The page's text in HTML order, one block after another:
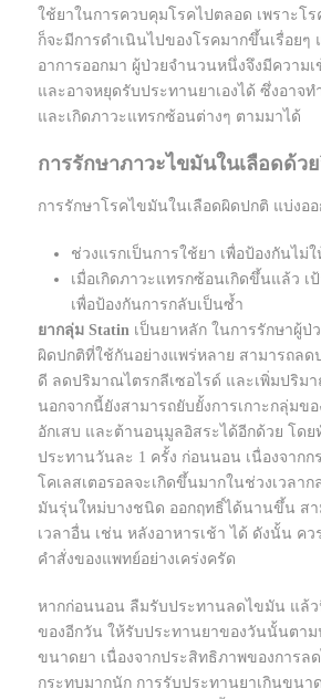
ใช้ยาในการควบคุมโรคไปตลอด เพราะโ
ก็จะมีการดำเนินไปของโรคมากขึ้นเรื่อยๆ
อาการออกมา ผู้ป่วยจำนวนหนึ่งจึงมีความ
และอาจหยุดรับประทานยาเองได้ ซึ่งอาจท
และเกิดภาวะแทรกซ้อนต่างๆ ตามมาได้
การรักษาภาวะไขมันในเลือดด้ว
การรักษาโรคไขมันในเลือดผิดปกติ แบ่งออ
ช่วงแรกเป็นการใช้ยา เพื่อป้องกันไม่
เมื่อเกิดภาวะแทรกซ้อนเกิดขึ้นแล้ว เ
เพื่อป้องกันการกลับเป็นซ้ำ
ยากลุ่ม Statin เป็นยาหลัก ในการรักษาผู้ป่
ผิดปกติที่ใช้กันอย่างแพร่หลาย สามารถล
ดี ลดปริมาณไตรกลีเซอไรด์ และเพิ่มปริม
นอกจากนี้ยังสามารถยับยั้งการเกาะกลุ่มข
อักเสบ และต้านอนุมูลอิสระได้อีกด้วย โด
ประทานวันละ 1 ครั้ง ก่อนนอน เนื่องจากก
โคเลสเตอรอลจะเกิดขึ้นมากในช่วงเวลา
มันรุ่นใหม่บางชนิด ออกฤทธิ์ได้นานขึ้น สา
เวลาอื่น เช่น หลังอาหารเช้า ได้ ดังนั้น ค
คำสั่งของแพทย์อย่างเคร่งครัด
หากก่อนนอน ลืมรับประทานลดไขมัน แล้ว
ของอีกวัน ให้รับประทานยาของวันนั้นตาม
ขนาดยา เนื่องจากประสิทธิภาพของการล
กระทบมากนัก การรับประทานยาเกินขนา